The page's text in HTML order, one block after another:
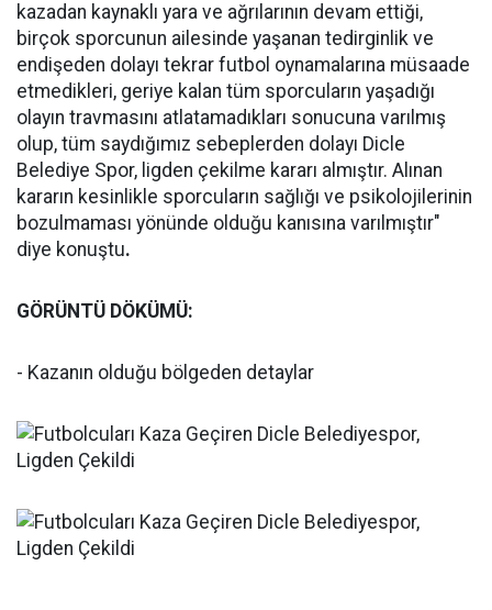
kazadan kaynaklı yara ve ağrılarının devam ettiği,
birçok sporcunun ailesinde yaşanan tedirginlik ve
endişeden dolayı tekrar futbol oynamalarına müsaade
etmedikleri, geriye kalan tüm sporcuların yaşadığı
olayın travmasını atlatamadıkları sonucuna varılmış
olup, tüm saydığımız sebeplerden dolayı Dicle
Belediye Spor, ligden çekilme kararı almıştır. Alınan
kararın kesinlikle sporcuların sağlığı ve psikolojilerinin
bozulmaması yönünde olduğu kanısına varılmıştır"
diye konuştu.
GÖRÜNTÜ DÖKÜMÜ:
- Kazanın olduğu bölgeden detaylar